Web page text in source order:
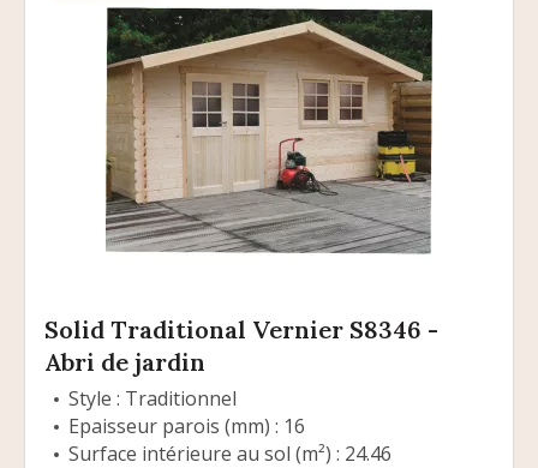
Solid Traditional Vernier S8346 -
Abri de jardin
Style : Traditionnel
Epaisseur parois (mm) : 16
Surface intérieure au sol (m²) : 24.46